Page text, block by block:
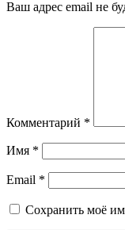
Ваш адрес email не
Комментарий *
Имя *
Email *
Сохранить моё